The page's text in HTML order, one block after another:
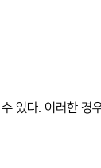
있다. 이러한 경